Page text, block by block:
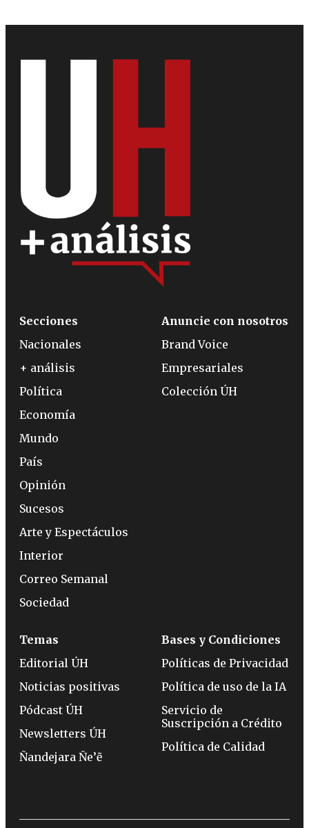
Secciones
Nacionales
+ análisis
Política
Economía
Mundo
País
Opinión
Sucesos
Arte y Espectáculos
Interior
Correo Semanal
Sociedad
Anuncie con nosotros
Brand Voice
Empresariales
Colección ÚH
Temas
Editorial ÚH
Noticias positivas
Pódcast ÚH
Newsletters ÚH
Ñandejara Ñe’ẽ
Bases y Condiciones
Políticas de Privacidad
Política de uso de la IA
Servicio de
Suscripción a Crédito
Política de Calidad